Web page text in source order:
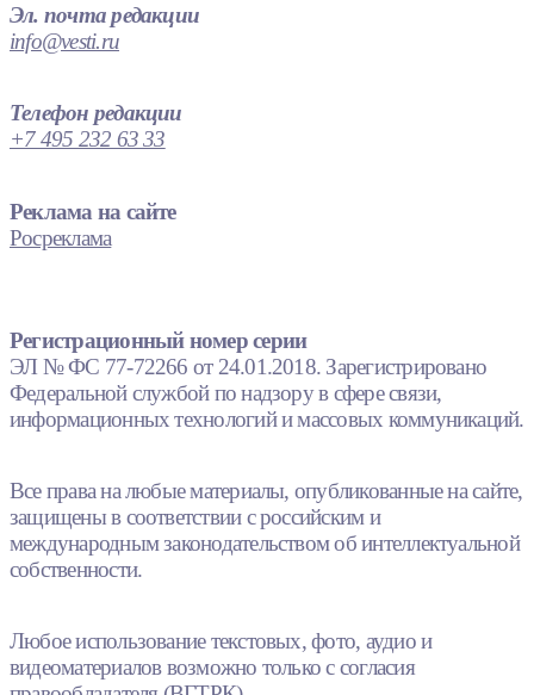
Эл. почта редакции
info@vesti.ru
Телефон редакции
+7 495 232 63 33
Реклама на сайте
Росреклама
Регистрационный номер серии
ЭЛ № ФС 77-72266 от 24.01.2018. Зарегистрировано
Федеральной службой по надзору в сфере связи,
информационных технологий и массовых коммуникаций.
Все права на любые материалы, опубликованные на сайте,
защищены в соответствии с российским и
международным законодательством об интеллектуальной
собственности.
Любое использование текстовых, фото, аудио и
видеоматериалов возможно только с согласия